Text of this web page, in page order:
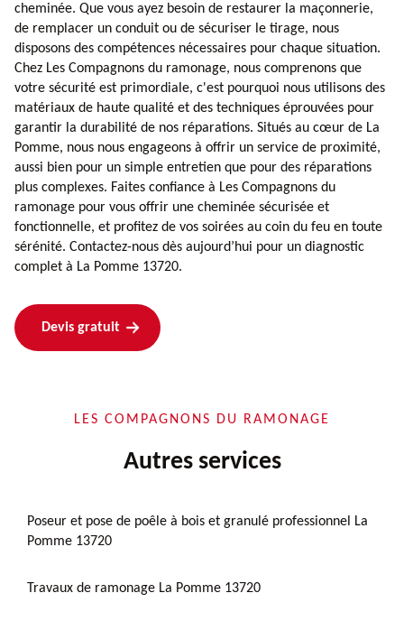
cheminée. Que vous ayez besoin de restaurer la maçonnerie,
de remplacer un conduit ou de sécuriser le tirage, nous
disposons des compétences nécessaires pour chaque situation.
Chez Les Compagnons du ramonage, nous comprenons que
votre sécurité est primordiale, c'est pourquoi nous utilisons des
matériaux de haute qualité et des techniques éprouvées pour
garantir la durabilité de nos réparations. Situés au cœur de La
Pomme, nous nous engageons à offrir un service de proximité,
aussi bien pour un simple entretien que pour des réparations
plus complexes. Faites confiance à Les Compagnons du
ramonage pour vous offrir une cheminée sécurisée et
fonctionnelle, et profitez de vos soirées au coin du feu en toute
sérénité. Contactez-nous dès aujourd’hui pour un diagnostic
complet à La Pomme 13720.
Devis gratuit
LES COMPAGNONS DU RAMONAGE
Autres services
Poseur et pose de poêle à bois et granulé professionnel La
Pomme 13720
Travaux de ramonage La Pomme 13720